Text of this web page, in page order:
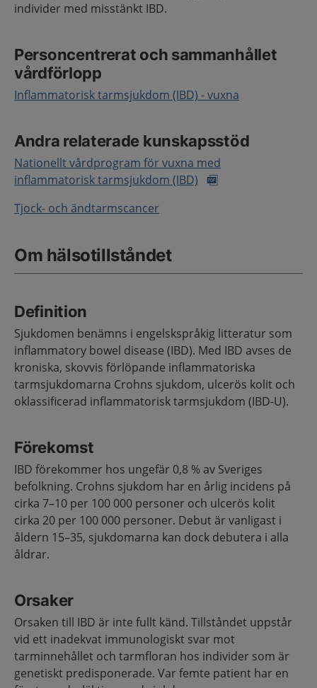
individer med misstänkt IBD.
Personcentrerat och sammanhållet
vårdförlopp
Inflammatorisk tarmsjukdom (IBD) - vuxna
Andra relaterade kunskapsstöd
Nationellt vårdprogram för vuxna med
inflammatorisk tarmsjukdom (IBD)
Tjock- och ändtarmscancer
Om hälsotillståndet
Definition
Sjukdomen benämns i engelskspråkig litteratur som
inflammatory bowel disease (IBD). Med IBD avses de
kroniska, skovvis förlöpande inflammatoriska
tarmsjukdomarna Crohns sjukdom, ulcerös kolit och
oklassificerad inflammatorisk tarmsjukdom (IBD-U).
Förekomst
IBD förekommer hos ungefär 0,8 % av Sveriges
befolkning. Crohns sjukdom har en årlig incidens på
cirka 7–10 per 100 000 personer och ulcerös kolit
cirka 20 per 100 000 personer. Debut är vanligast i
åldern 15–35, sjukdomarna kan dock debutera i alla
åldrar.
Orsaker
Orsaken till IBD är inte fullt känd. Tillståndet uppstår
vid ett inadekvat immunologiskt svar mot
tarminnehållet och tarmfloran hos individer som är
genetiskt predisponerade. Var femte patient har en